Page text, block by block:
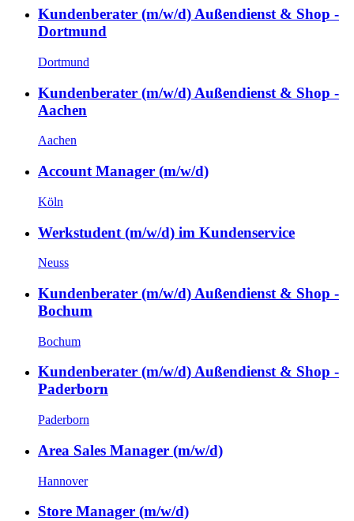
Kundenberater (m/w/d) Außendienst & Shop -
Dortmund
Dortmund
Kundenberater (m/w/d) Außendienst & Shop -
Aachen
Aachen
Account Manager (m/w/d)
Köln
Werkstudent (m/w/d) im Kundenservice
Neuss
Kundenberater (m/w/d) Außendienst & Shop -
Bochum
Bochum
Kundenberater (m/w/d) Außendienst & Shop -
Paderborn
Paderborn
Area Sales Manager (m/w/d)
Hannover
Store Manager (m/w/d)